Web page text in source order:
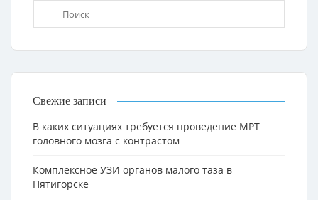
Свежие записи
В каких ситуациях требуется проведение МРТ
головного мозга с контрастом
Комплексное УЗИ органов малого таза в
Пятигорске